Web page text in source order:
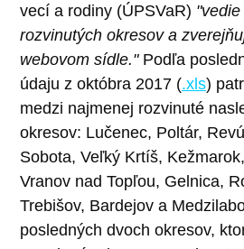
vecí a rodiny (ÚPSVaR)
rozvinutých okresov a
webovom sídle." Podľa
údaju z októbra 2017 (.xls)
medzi najmenej rozvinuté
okresov: Lučenec, Poltár,
Sobota, Veľký Krtíš,
Vranov nad Topľou, Gelnica,
Trebišov, Bardejov a
posledných dvoch okresov,